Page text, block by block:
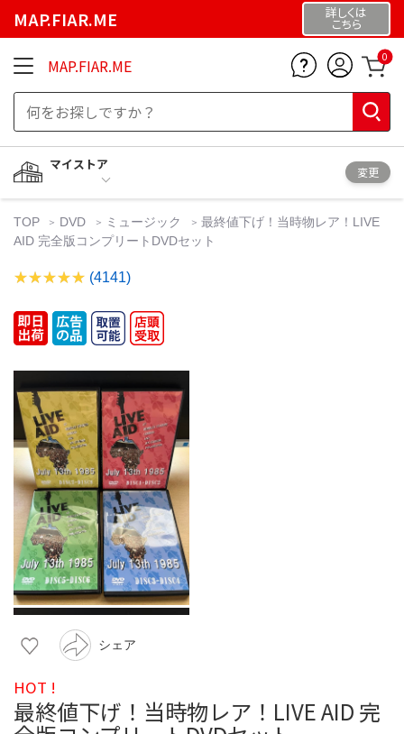
MAP.FIAR.ME 詳しくは
こちら
MAP.FIAR.ME 0
マイストア
変更
TOP DVD ミュージック
最終値下げ！当時物レア！LIVE
AID 完全版コンプリートDVDセット
(4141)
シェア
HOT !
最終値下げ！当時物レア！LIVE AID 完